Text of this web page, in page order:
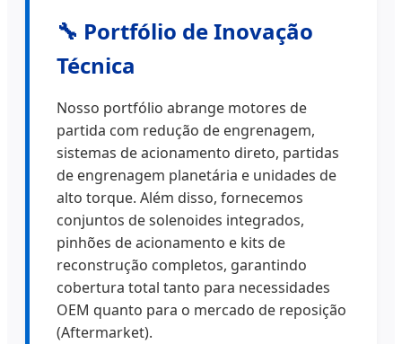
🔧 Portfólio de Inovação
Técnica
Nosso portfólio abrange motores de
partida com redução de engrenagem,
sistemas de acionamento direto, partidas
de engrenagem planetária e unidades de
alto torque. Além disso, fornecemos
conjuntos de solenoides integrados,
pinhões de acionamento e kits de
reconstrução completos, garantindo
cobertura total tanto para necessidades
OEM quanto para o mercado de reposição
(Aftermarket).